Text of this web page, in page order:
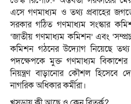
এসে গণমাধ্যম ও তথ্য প্রবাহের
সরকার গঠিত গণমাধ্যম সংস্কার
‘জাতীয় গণমাধ্যম কমিশন’ এবং
কমিশন গঠনের উদ্যোগ নিয়েছে তথ্য
পদক্ষেপকে মুক্ত গণমাধ্যম বিকাশের
নিয়ন্ত্রণ বাড়ানোর কৌশল হিসেবে
নাগরিক অধিকার কর্মীরা।